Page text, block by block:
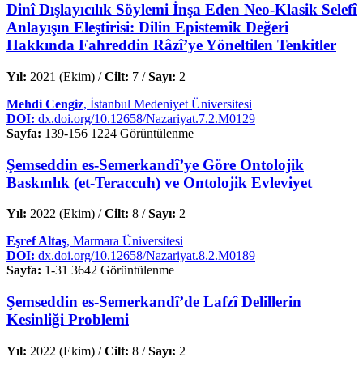
Dinî Dışlayıcılık Söylemi İnşa Eden Neo-Klasik Selefî
Anlayışın Eleştirisi: Dilin Epistemik Değeri
Hakkında Fahreddin Râzî’ye Yöneltilen Tenkitler
Yıl: 2021 (Ekim) /Cilt: 7 /Sayı: 2
Mehdi Cengiz, İstanbul Medeniyet Üniversitesi
DOI: dx.doi.org/10.12658/Nazariyat.7.2.M0129
Sayfa: 139-156 1224 Görüntülenme
Şemseddin es-Semerkandî’ye Göre Ontolojik
Baskınlık (et-Teraccuh) ve Ontolojik Evleviyet
Yıl: 2022 (Ekim) /Cilt: 8 /Sayı: 2
Eşref Altaş, Marmara Üniversitesi
DOI: dx.doi.org/10.12658/Nazariyat.8.2.M0189
Sayfa: 1-31 3642 Görüntülenme
Şemseddin es-Semerkandî’de Lafzî Delillerin
Kesinliği Problemi
Yıl: 2022 (Ekim) /Cilt: 8 /Sayı: 2